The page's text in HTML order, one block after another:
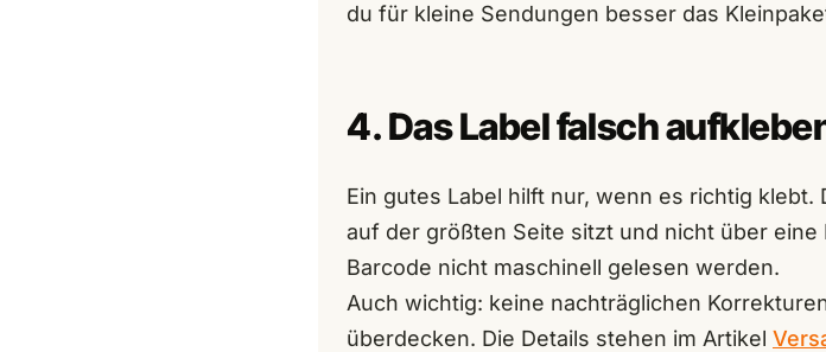
du für kleine Sendungen besser das
4. Das Label falsch
Ein gutes Label hilft nur, wenn es richtig
auf der größten Seite sitzt und nicht über
Barcode nicht maschinell gelesen werden.
Auch wichtig: keine nachträglichen
überdecken. Die Details stehen im Artikel